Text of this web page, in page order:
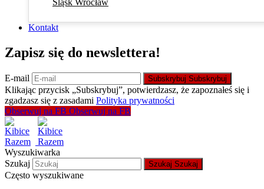
Kontakt
Zapisz się do newslettera!
E-mail Subskrybuj Subskrybuj
Klikając przycisk „Subskrybuj”, potwierdzasz, że zapoznałeś się i
zgadzasz się z zasadami Polityka prywatności
Obserwuj na FB Obserwuj na FB
Wyszukiwarka
Szukaj
Szukaj Szukaj
Często wyszukiwane